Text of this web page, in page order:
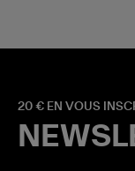
20 € EN VOUS